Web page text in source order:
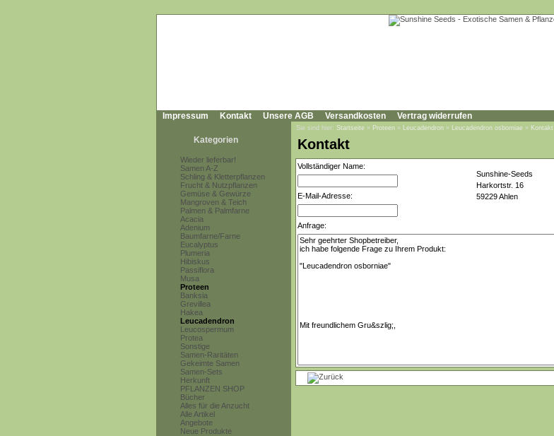
Impressum Kontakt Unsere AGB Versandkosten Vertrag widerrufen
Kategorien
Wieder lieferbar!
Samen A-Z
Schling & Kletterpflanzen
Frucht & Nutzpflanzen
Gemüse & Gewürze
Mangroven & Teich
Palmen & Palmfarne
Acacia
Adenium
Baumfarne/Farne
Eucalyptus
Plumeria
Hibiskus
Passiflora
Musa
Proteen
Banksia
Grevillea
Hakea
Leucadendron
Leucospermum
Protea
Sonstige
Samen-Raritäten
Gekeimte Samen
Samen-Sets
Herkunft
PFLANZEN SHOP
Bücher
Alles für die Anzucht
Alle Artikel
Angebote
Neue Produkte
Sie sind hier: Startseite » Proteen » Leucadendron » Leucadendron osborniae » Kontakt
Kontakt
Vollständiger Name:
Sunshine-Seeds
Harkortstr. 16
59229 Ahlen
E-Mail-Adresse:
Anfrage: